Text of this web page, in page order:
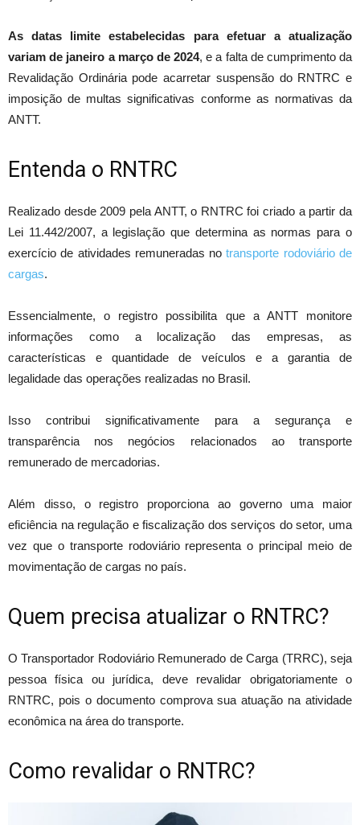
As datas limite estabelecidas para efetuar a atualização
variam de janeiro a março de 2024, e a falta de cumprimento da
Revalidação Ordinária pode acarretar suspensão do RNTRC e
imposição de multas significativas conforme as normativas da
ANTT.
Entenda o RNTRC
Realizado desde 2009 pela ANTT, o RNTRC foi criado a partir da
Lei 11.442/2007, a legislação que determina as normas para o
exercício de atividades remuneradas notransporte rodoviário de
cargas.
Essencialmente, o registro possibilita que a ANTT monitore
informações como a localização das empresas, as
características e quantidade de veículos e a garantia de
legalidade das operações realizadas no Brasil.
Isso contribui significativamente para a segurança e
transparência nos negócios relacionados ao transporte
remunerado de mercadorias.
Além disso, o registro proporciona ao governo uma maior
eficiência na regulação e fiscalização dos serviços do setor, uma
vez que o transporte rodoviário representa o principal meio de
movimentação de cargas no país.
Quem precisa atualizar o RNTRC?
O Transportador Rodoviário Remunerado de Carga (TRRC), seja
pessoa física ou jurídica, deve revalidar obrigatoriamente o
RNTRC, pois o documento comprova sua atuação na atividade
econômica na área do transporte.
Como revalidar o RNTRC?